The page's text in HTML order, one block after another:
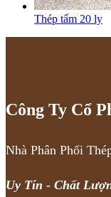
Thép tấm 20 ly
Công Ty Cổ
Nhà Phân Phối
Uy Tín - Chất